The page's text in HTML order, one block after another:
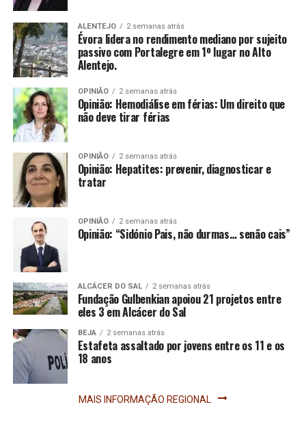
ALENTEJO 2 semanas atrás
Évora lidera no rendimento mediano por sujeito
passivo com Portalegre em 1º lugar no Alto
Alentejo.
OPINIÃO 2 semanas atrás
Opinião: Hemodiálise em férias: Um direito que
não deve tirar férias
OPINIÃO 2 semanas atrás
Opinião: Hepatites: prevenir, diagnosticar e
tratar
OPINIÃO 2 semanas atrás
Opinião: “Sidónio Pais, não durmas… senão cais”
ALCÁCER DO SAL 2 semanas atrás
Fundação Gulbenkian apoiou 21 projetos entre
eles 3 em Alcácer do Sal
BEJA 2 semanas atrás
Estafeta assaltado por jovens entre os 11 e os
18 anos
MAIS INFORMAÇÃO REGIONAL